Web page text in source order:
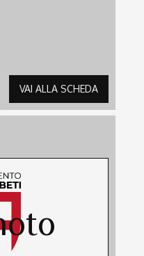
VAI ALLA SCHEDA